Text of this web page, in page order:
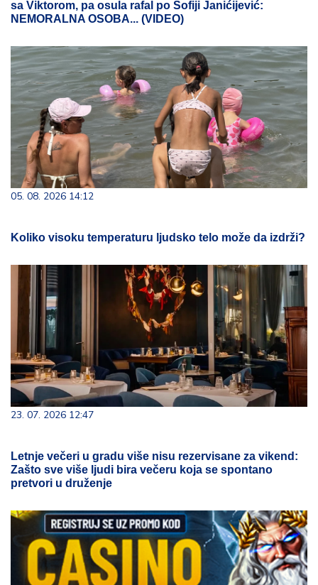
sa Viktorom, pa osula rafal po Sofiji Janićijević:
NEMORALNA OSOBA... (VIDEO)
05. 08. 2026 14:12
Koliko visoku temperaturu ljudsko telo može da izdrži?
23. 07. 2026 12:47
Letnje večeri u gradu više nisu rezervisane za vikend:
Zašto sve više ljudi bira večeru koja se spontano
pretvori u druženje